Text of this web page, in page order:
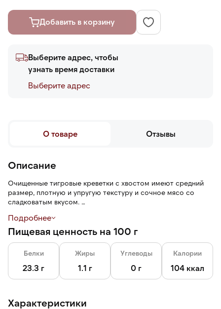
Добавить в корзину
Выберите адрес, чтобы
узнать время доставки
Выберите адреc
О товаре Отзывы
Описание
Очищенные тигровые креветки с хвостом имеют средний
размер, плотную и упругую текстуру и сочное мясо со
сладковатым вкусом.
Калибровка 26/30 означает, что в одном фунте содержится
от 26 до 30 креветок — крупный размер.
Глазурь 7 % защищает от воздействий окружающей среды:
заветривания, механических повреждений, помогает
сохранить свежесть и вкус на протяжении всего срока
годности.
Подробнее
Пищевая ценность на 100 г
Белки
23.3 г
Жиры
1.1 г
Углеводы
0 г
Калории
104 ккал
Характеристики